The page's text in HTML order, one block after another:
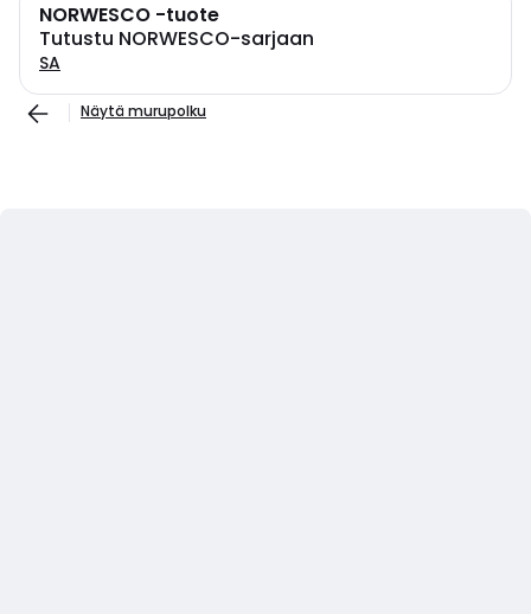
NORWESCO -tuote
Tutustu NORWESCO-sarjaan
SA
Näytä murupolku